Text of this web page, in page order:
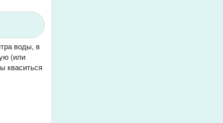
воды, в
(или
кваситься